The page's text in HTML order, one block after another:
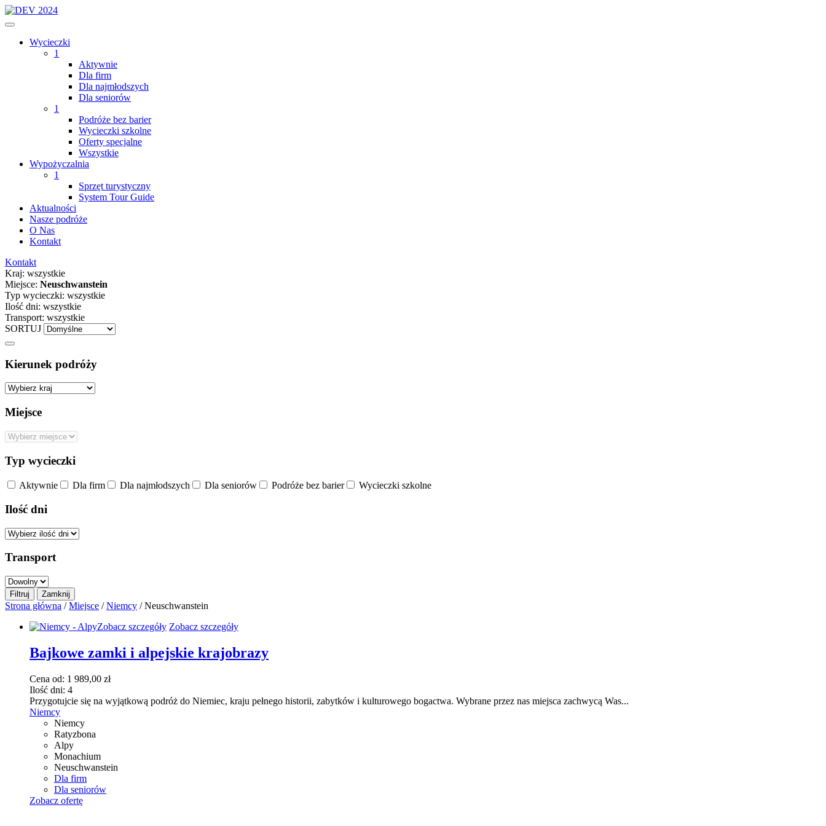
Wycieczki
1
Aktywnie
Dla firm
Dla najmłodszych
Dla seniorów
1
Podróże bez barier
Wycieczki szkolne
Oferty specjalne
Wszystkie
Wypożyczalnia
1
Sprzęt turystyczny
System Tour Guide
Aktualności
Nasze podróże
O Nas
Kontakt
Kontakt
Kraj: wszystkie
Miejsce: Neuschwanstein
Typ wycieczki: wszystkie
Ilość dni: wszystkie
Transport: wszystkie
SORTUJ
Kierunek podróży
Miejsce
Typ wycieczki
Aktywnie Dla firm Dla najmłodszych Dla seniorów Podróże bez barier Wycieczki szkolne
Ilość dni
Transport
Strona główna /Miejsce /Niemcy / Neuschwanstein
Zobacz szczegóły Zobacz szczegóły
Bajkowe zamki i alpejskie krajobrazy
Cena od: 1 989,00 zł
Ilość dni: 4
Przygotujcie się na wyjątkową podróż do Niemiec, kraju pełnego historii, zabytków i kulturowego bogactwa. Wybrane przez nas miejsca zachwycą Was...
Niemcy
Niemcy
Ratyzbona
Alpy
Monachium
Neuschwanstein
Dla firm
Dla seniorów
Zobacz ofertę